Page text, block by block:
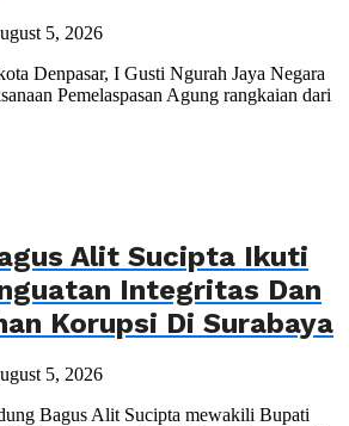
5, 2026
Denpasar, I Gusti Ngurah Jaya Negara
Pemelaspasan Agung rangkaian dari
Alit Sucipta Ikuti
Integritas Dan
Korupsi Di Surabaya
5, 2026
Bagus Alit Sucipta mewakili Bupati